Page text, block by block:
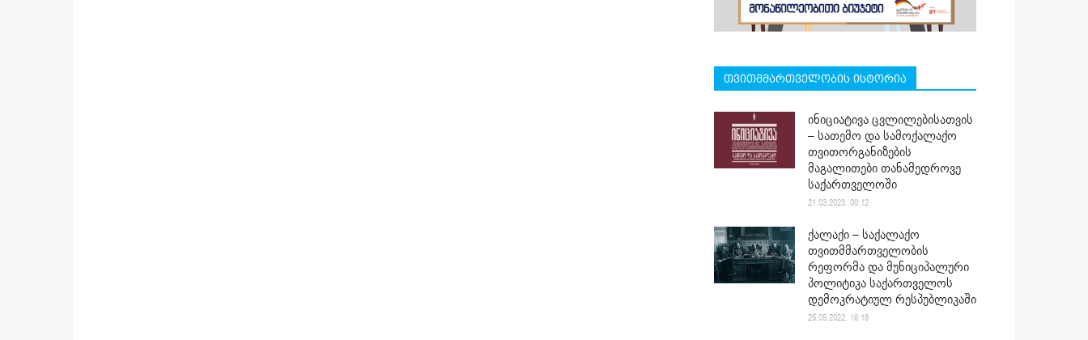
თვითმმართველობის ისტორია
ინიციატივა ცვლილებისათვის
– სათემო და სამოქალაქო
თვითორგანიზების
მაგალითები თანამედროვე
საქართველოში
21.03.2023. 00:12
ქალაქი – საქალაქო
თვითმმართველობის
რეფორმა და მუნიციპალური
პოლიტიკა საქართველოს
დემოკრატიულ რესპუბლიკაში
25.05.2022. 16:18